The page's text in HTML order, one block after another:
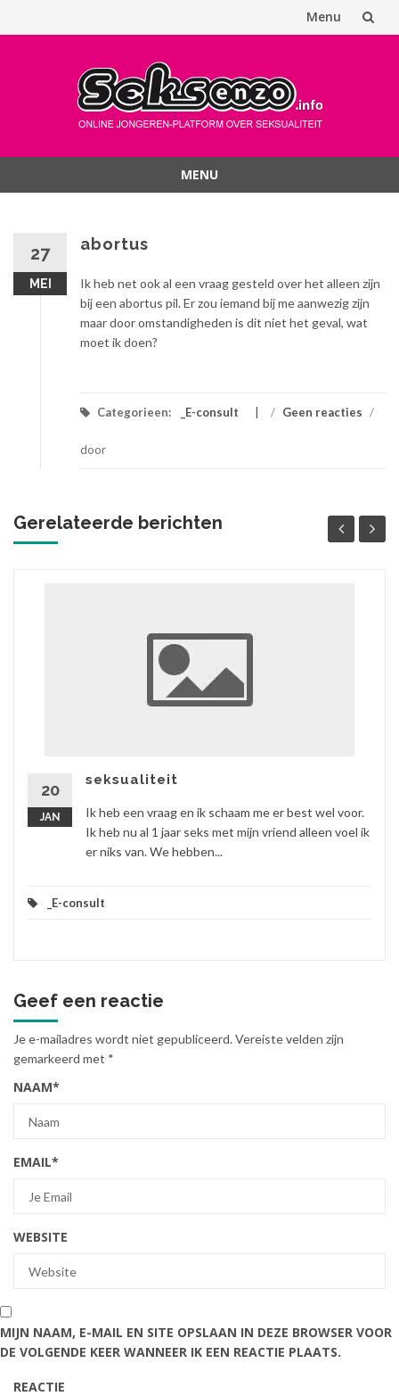
Menu
MENU
27
MEI
abortus
Ik heb net ook al een vraag gesteld over het alleen zijn
bij een abortus pil. Er zou iemand bij me aanwezig zijn
maar door omstandigheden is dit niet het geval, wat
moet ik doen?
Categorieen: _E-consult / Geen reacties /
door
Gerelateerde berichten
20
JAN
seksualiteit
Ik heb een vraag en ik schaam me er best wel voor.
Ik heb nu al 1 jaar seks met mijn vriend alleen voel ik
er niks van. We hebben...
_E-consult
Geef een reactie
Je e-mailadres wordt niet gepubliceerd.Vereiste velden zijn
gemarkeerd met *
NAAM*
EMAIL*
WEBSITE
MIJN NAAM, E-MAIL EN SITE OPSLAAN IN DEZE BROWSER VOOR
DE VOLGENDE KEER WANNEER IK EEN REACTIE PLAATS.
REACTIE